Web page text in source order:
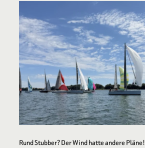
Rund Stubber? Der Wind hatte andere Pläne!